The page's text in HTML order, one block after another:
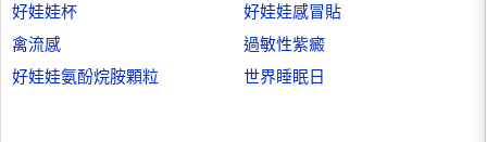
好娃娃杯
好娃娃感冒貼
禽流感
過敏性紫癜
好娃娃氨酚烷胺顆粒
世界睡眠日